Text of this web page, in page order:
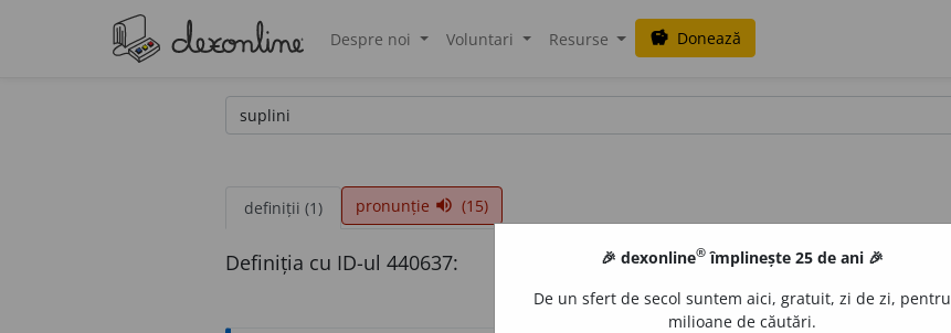
Despre noi Voluntari Resurse savings Donează
definiții (1) pronunție volume_up (15)
Definiția cu ID-ul 440637: 🎉 dexonline® împlinește 25 de ani 🎉
De un sfert de secol suntem aici, gratuit, zi de zi, pentru
milioane de căutări.